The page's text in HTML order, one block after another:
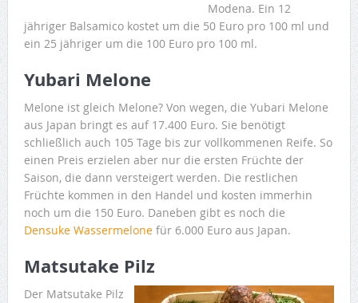
Modena. Ein 12
jähriger Balsamico kostet um die 50 Euro pro 100 ml und
ein 25 jähriger um die 100 Euro pro 100 ml.
Yubari Melone
Melone ist gleich Melone? Von wegen, die Yubari Melone
aus Japan bringt es auf 17.400 Euro. Sie benötigt
schließlich auch 105 Tage bis zur vollkommenen Reife. So
einen Preis erzielen aber nur die ersten Früchte der
Saison, die dann versteigert werden. Die restlichen
Früchte kommen in den Handel und kosten immerhin
noch um die 150 Euro. Daneben gibt es noch die
Densuke Wassermelonefür 6.000 Euro aus Japan.
Matsutake Pilz
Der Matsutake Pilz